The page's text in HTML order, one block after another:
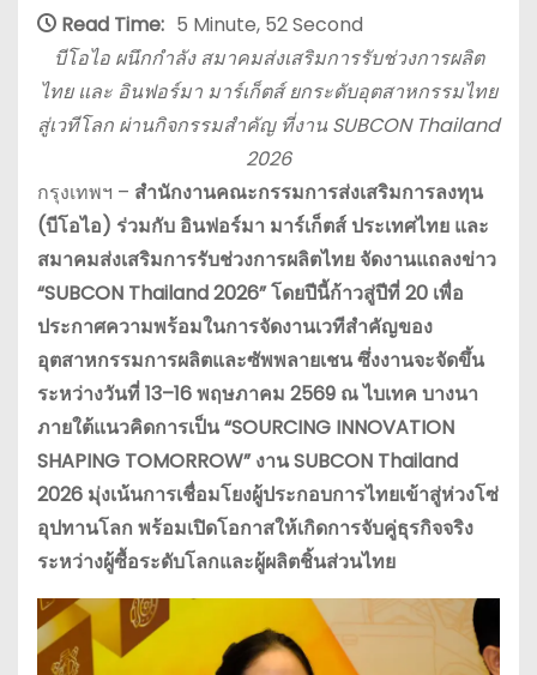
Read Time: 5 Minute, 52 Second
บีโอไอ ผนึกกำลัง สมาคมส่งเสริมการรับช่วงการผลิต
ไทย และ อินฟอร์มา มาร์เก็ตส์ ยกระดับอุตสาหกรรมไทย
สู่เวทีโลก ผ่านกิจกรรมสำคัญ ที่งาน SUBCON Thailand
2026
กรุงเทพฯ – สำนักงานคณะกรรมการส่งเสริมการลงทุน
(บีโอไอ) ร่วมกับ อินฟอร์มา มาร์เก็ตส์ ประเทศไทย และ
สมาคมส่งเสริมการรับช่วงการผลิตไทย จัดงานแถลงข่าว
“SUBCON Thailand 2026” โดยปีนี้ก้าวสู่ปีที่ 20 เพื่อ
ประกาศความพร้อมในการจัดงานเวทีสำคัญของ
อุตสาหกรรมการผลิตและซัพพลายเชน ซึ่งงานจะจัดขึ้น
ระหว่างวันที่ 13–16 พฤษภาคม 2569 ณ ไบเทค บางนา
ภายใต้แนวคิดการเป็น “SOURCING INNOVATION
SHAPING TOMORROW” งาน SUBCON Thailand
2026 มุ่งเน้นการเชื่อมโยงผู้ประกอบการไทยเข้าสู่ห่วงโซ่
อุปทานโลก พร้อมเปิดโอกาสให้เกิดการจับคู่ธุรกิจจริง
ระหว่างผู้ซื้อระดับโลกและผู้ผลิตชิ้นส่วนไทย